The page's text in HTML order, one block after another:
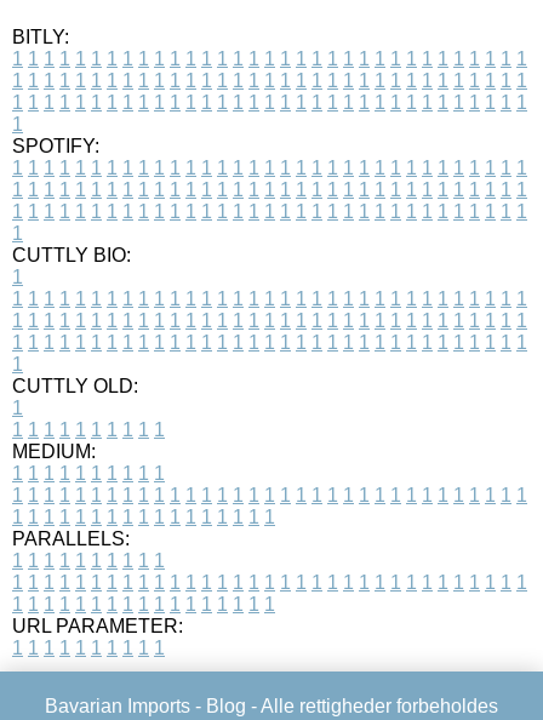
BITLY:
1 1 1 1 1 1 1 1 1 1 1 1 1 1 1 1 1 1 1 1 1 1 1 1 1 1 1 1 1 1 1 1 1
1 1 1 1 1 1 1 1 1 1 1 1 1 1 1 1 1 1 1 1 1 1 1 1 1 1 1 1 1 1 1 1 1
1 1 1 1 1 1 1 1 1 1 1 1 1 1 1 1 1 1 1 1 1 1 1 1 1 1 1 1 1 1 1 1 1
1
SPOTIFY:
1 1 1 1 1 1 1 1 1 1 1 1 1 1 1 1 1 1 1 1 1 1 1 1 1 1 1 1 1 1 1 1 1
1 1 1 1 1 1 1 1 1 1 1 1 1 1 1 1 1 1 1 1 1 1 1 1 1 1 1 1 1 1 1 1 1
1 1 1 1 1 1 1 1 1 1 1 1 1 1 1 1 1 1 1 1 1 1 1 1 1 1 1 1 1 1 1 1 1
1
CUTTLY BIO:
1
1 1 1 1 1 1 1 1 1 1 1 1 1 1 1 1 1 1 1 1 1 1 1 1 1 1 1 1 1 1 1 1 1
1 1 1 1 1 1 1 1 1 1 1 1 1 1 1 1 1 1 1 1 1 1 1 1 1 1 1 1 1 1 1 1 1
1 1 1 1 1 1 1 1 1 1 1 1 1 1 1 1 1 1 1 1 1 1 1 1 1 1 1 1 1 1 1 1 1
1
CUTTLY OLD:
1
1 1 1 1 1 1 1 1 1 1
MEDIUM:
1 1 1 1 1 1 1 1 1 1
1 1 1 1 1 1 1 1 1 1 1 1 1 1 1 1 1 1 1 1 1 1 1 1 1 1 1 1 1 1 1 1 1
1 1 1 1 1 1 1 1 1 1 1 1 1 1 1 1 1
PARALLELS:
1 1 1 1 1 1 1 1 1 1
1 1 1 1 1 1 1 1 1 1 1 1 1 1 1 1 1 1 1 1 1 1 1 1 1 1 1 1 1 1 1 1 1
1 1 1 1 1 1 1 1 1 1 1 1 1 1 1 1 1
URL PARAMETER:
1 1 1 1 1 1 1 1 1 1
Bavarian Imports - Blog - Alle rettigheder forbeholdes